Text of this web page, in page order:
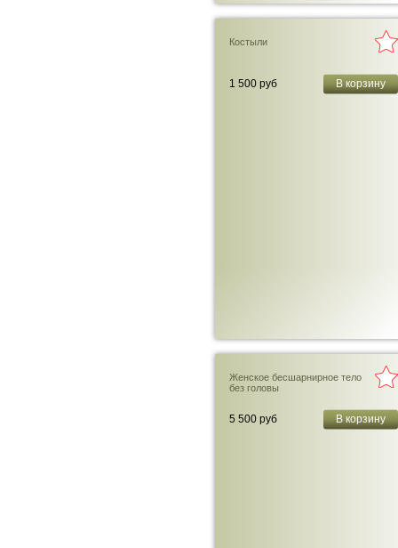
Костыли
1 500 руб В корзину
Женское бесшарнирное тело
без головы
5 500 руб В корзину